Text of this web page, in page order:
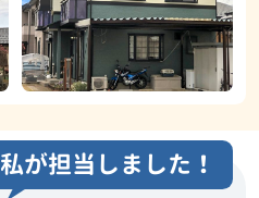
私が担当しました！